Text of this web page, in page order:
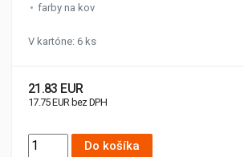
farby na kov
V kartóne: 6 ks
21.83 EUR
17.75 EUR bez DPH
Do košíka